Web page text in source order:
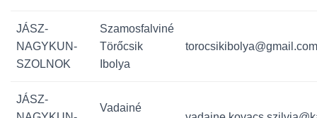
JÁSZ-
NAGYKUN-
SZOLNOK
Szamosfalviné
Törőcsik
Ibolya
JÁSZ-
Vadainé